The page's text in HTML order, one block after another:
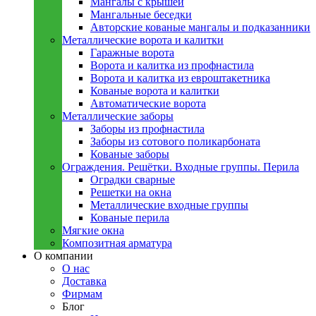
Мангальные беседки
Авторские кованые мангалы и подказанники
Металлическиe ворота и калитки
Гаражные ворота
Ворота и калитка из профнастила
Ворота и калитка из евроштакетника
Кованые ворота и калитки
Автоматические ворота
Металлическиe заборы
Заборы из профнастила
Заборы из сотового поликарбоната
Кованые заборы
Ограждения. Решётки. Входные группы. Перила
Оградки сварные
Решетки на окна
Металлические входные группы
Кованые перила
Мягкие окна
Композитная арматура
О компании
О нас
Доставка
Фирмам
Блог